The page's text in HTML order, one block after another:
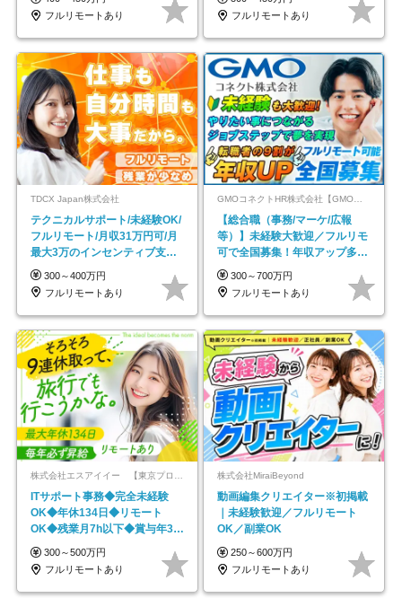
フルリモートあり
フルリモートあり
TDCX Japan株式会社
テクニカルサポート/未経験OK/
フルリモート/月収31万円可/月
最大3万のインセンティブ支給/
平均年齢33歳
300～400万円
フルリモートあり
GMOコネクトHR株式会社【GMOインターネットグループ】
【総合職（事務/マーケ/広報
等）】未経験大歓迎／フルリモ
可で全国募集！年収アップ多数
★年休最大130日★
300～700万円
フルリモートあり
株式会社エスアイイー 【東京プロマーケット上場】
ITサポート事務◆完全未経験
OK◆年休134日◆リモート
OK◆残業月7h以下◆賞与年3回
◆5年目まで必ず昇給
300～500万円
フルリモートあり
株式会社MiraiBeyond
動画編集クリエイター※初掲載
｜未経験歓迎／フルリモート
OK／副業OK
250～600万円
フルリモートあり